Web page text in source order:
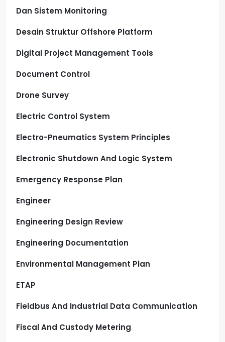
Dan Sistem Monitoring
Desain Struktur Offshore Platform
Digital Project Management Tools
Document Control
Drone Survey
Electric Control System
Electro-Pneumatics System Principles
Electronic Shutdown And Logic System
Emergency Response Plan
Engineer
Engineering Design Review
Engineering Documentation
Environmental Management Plan
ETAP
Fieldbus And Industrial Data Communication
Fiscal And Custody Metering